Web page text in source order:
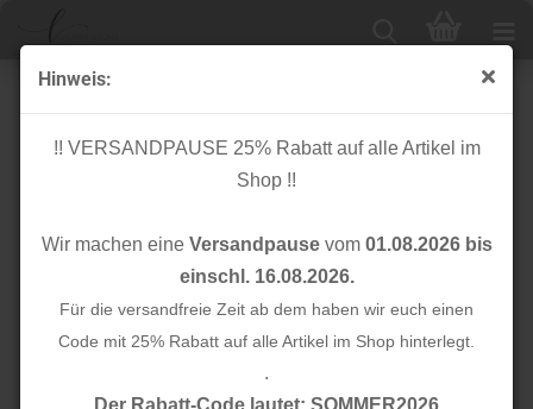
Hinweis:
!! VERSANDPAUSE 25% Rabatt auf alle Artikel im
Shop !!
Wir machen eine Versandpausevom 01.08.2026 bis
einschl. 16.08.2026.
Für die versandfreie Zeit ab dem haben wir euch einen
Code mit 25% Rabatt auf alle Artikel im Shop hinterlegt.
.
Der Rabatt-Code lautet: SOMMER2026
Gurtband - 40mm - dunkelmint - Rico Design